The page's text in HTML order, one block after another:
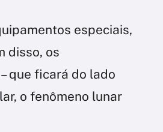
especiais,
disso, os
que ficará do lado
o fenômeno lunar